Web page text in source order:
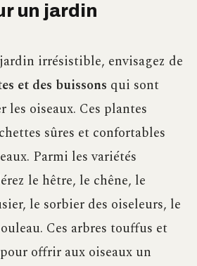
un jardin
irrésistible, envisagez de
et des buissons qui sont
oiseaux. Ces plantes
sûres et confortables
Parmi les variétés
le hêtre, le chêne, le
le sorbier des oiseleurs, le
Ces arbres touffus et
offrir aux oiseaux un